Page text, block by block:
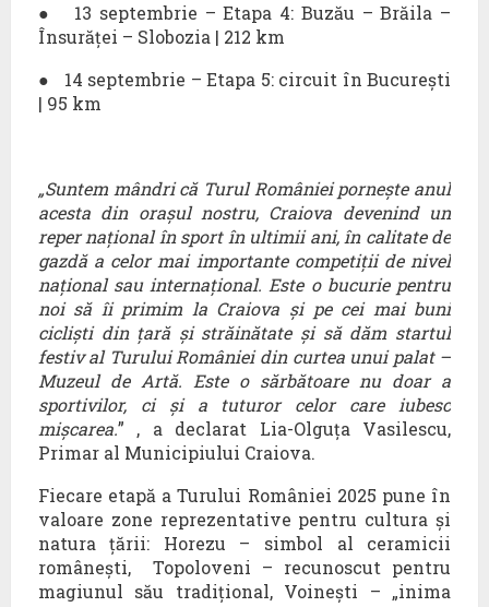
●
13 septembrie – Etapa 4: Buzău – Brăila –
Însurăței – Slobozia | 212 km
●
14 septembrie – Etapa 5: circuit în București
| 95 km
„Suntem mândri că Turul României pornește anul
acesta din orașul nostru, Craiova devenind un
reper național în sport în ultimii ani, în calitate de
gazdă a celor mai importante competiții de nivel
național sau internațional. Este o bucurie pentru
noi să îi primim la Craiova și pe cei mai buni
cicliști din țară și străinătate și să dăm startul
festiv al Turului României din curtea unui palat –
Muzeul de Artă. Este o sărbătoare nu doar a
sportivilor, ci și a tuturor celor care iubesc
mișcarea.” , a declarat Lia-Olguța Vasilescu,
Primar al Municipiului Craiova.
Fiecare etapă a Turului României 2025 pune în
valoare zone reprezentative pentru cultura și
natura țării: Horezu – simbol al ceramicii
românești,
Topoloveni – recunoscut pentru
magiunul său tradițional, Voinești – „inima